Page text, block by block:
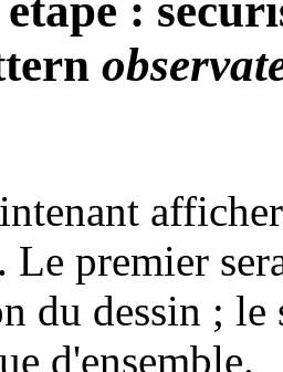
Le premier
du dessin ; le
d'ensemble.